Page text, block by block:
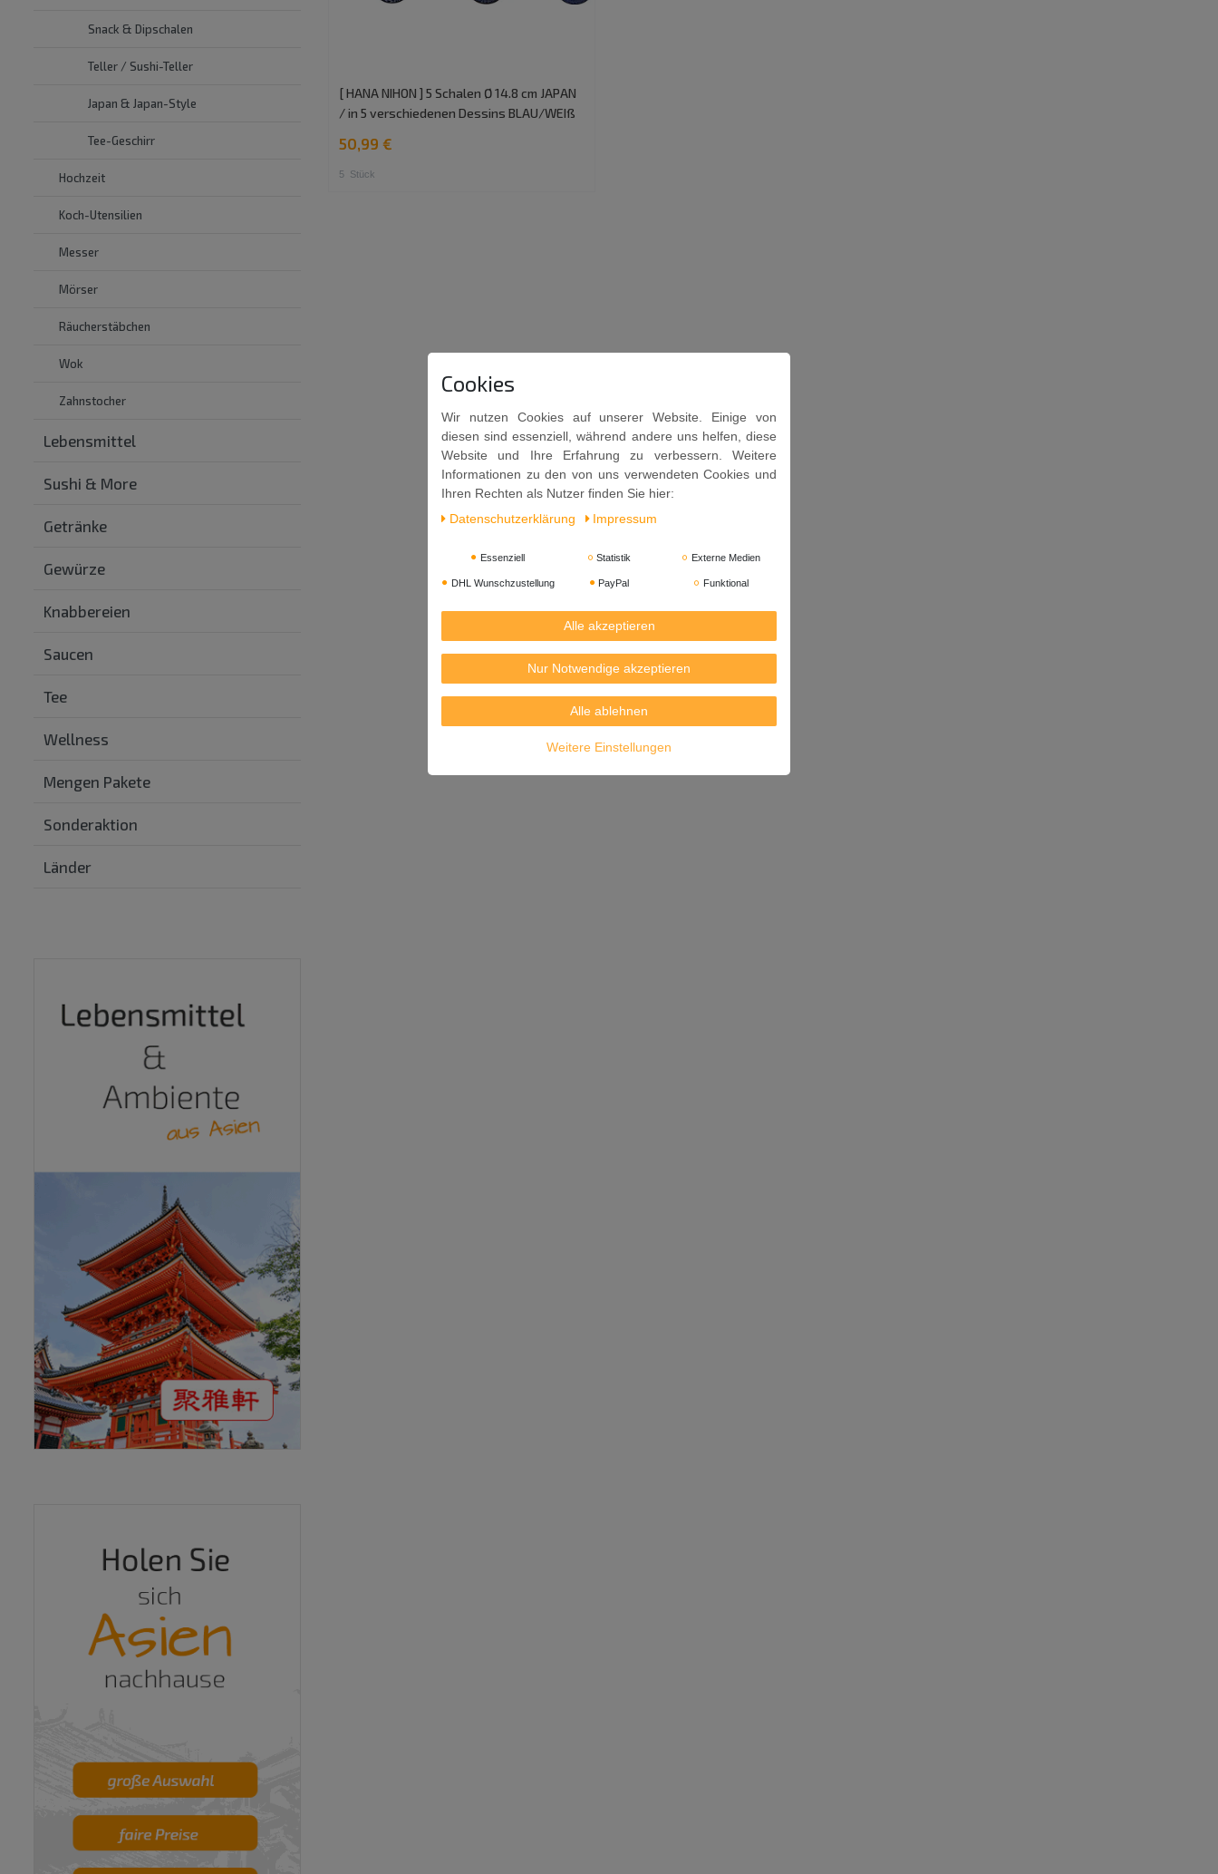
Snack & Dipschalen
Teller / Sushi-Teller
Japan & Japan-Style
Tee-Geschirr
Hochzeit
Koch-Utensilien
Messer
Mörser
Räucherstäbchen
Wok
Zahnstocher
Lebensmittel
Sushi & More
Getränke
Gewürze
Knabbereien
Saucen
Tee
Wellness
Mengen Pakete
Sonderaktion
Länder
[ HANA NIHON ] 5 Schalen Ø 14.8 cm JAPAN
/ in 5 verschiedenen Dessins BLAU/WEIß
50,99 €
5 Stück
Cookies
Wir nutzen Cookies auf unserer Website. Einige von
diesen sind essenziell, während andere uns helfen, diese
Website und Ihre Erfahrung zu verbessern. Weitere
Informationen zu den von uns verwendeten Cookies und
Ihren Rechten als Nutzer finden Sie hier:
Daten­schutz­erklärung
Impressum
Essenziell Statistik Externe Medien
DHL Wunschzustellung PayPal Funktional
Alle akzeptieren
Nur Notwendige akzeptieren
Alle ablehnen
Weitere Einstellungen